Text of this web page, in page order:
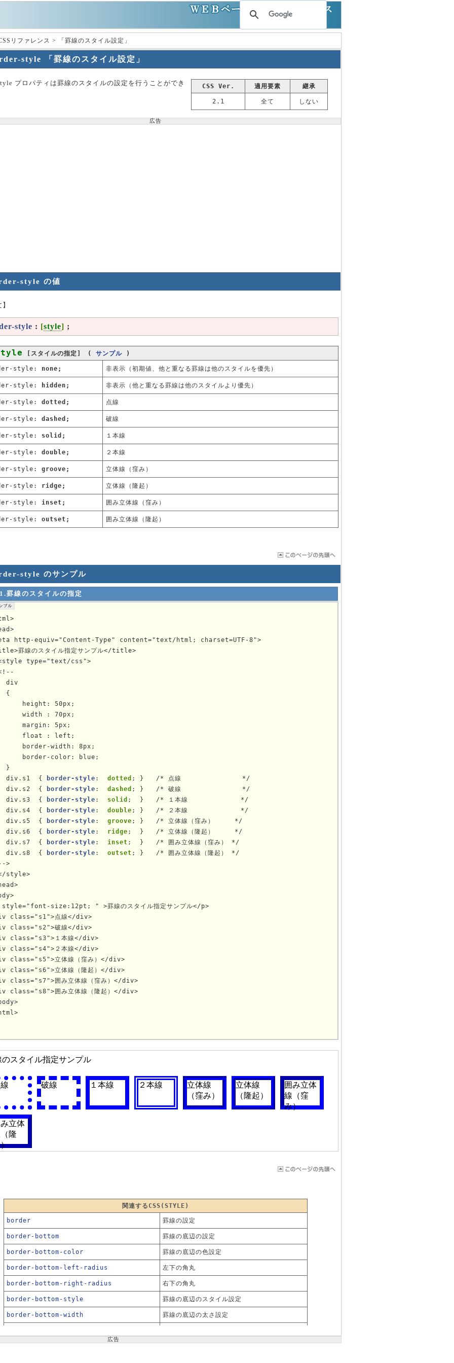
リファレンス > 「罫線のスタイル設定」
style 「罫線のスタイル設定」
プロパティは罫線のスタイルの設定を行うことができ
CSS Ver. 適用要素 継承
2.1 全て しない
広告
style の値
style : [style] ;
[スタイルの指定] ( サンプル )
style: none; 非表示（初期値、他と重なる罫線は他のスタイルを優先）
style: hidden; 非表示（他と重なる罫線は他のスタイルより優先）
style: dotted; 点線
style: dashed; 破線
style: solid; １本線
style: double; ２本線
style: groove; 立体線（窪み）
style: ridge; 立体線（隆起）
style: inset; 囲み立体線（窪み）
style: outset; 囲み立体線（隆起）
style のサンプル
1.罫線のスタイルの指定
http-equiv="Content-Type" content="text/html; charset=UTF-8">
罫線のスタイル指定サンプル</title>
type="text/css">
div
{
height: 50px;
width : 70px;
margin: 5px;
float : left;
border-width: 8px;
border-color: blue;
}
div.s1  {
border-style : dotted ; }   /* 点線               */
div.s2  {
border-style : dashed ; }   /* 破線               */
div.s3  {
border-style : solid ;  }   /* １本線             */
div.s4  {
border-style : double ; }   /* ２本線             */
div.s5  {
border-style : groove ; }   /* 立体線（窪み）     */
div.s6  {
border-style : ridge ;  }   /* 立体線（隆起）     */
div.s7  {
border-style : inset ;  }   /* 囲み立体線（窪み） */
div.s8  {
border-style : outset ; }   /* 囲み立体線（隆起） */
>
style>
style="font-size:12pt; " >罫線のスタイル指定サンプル</p>
class="s1">点線</div>
class="s2">破線</div>
class="s3">１本線</div>
class="s4">２本線</div>
class="s5">立体線（窪み）</div>
class="s6">立体線（隆起）</div>
class="s7">囲み立体線（窪み）</div>
class="s8">囲み立体線（隆起）</div>
関連するCSS(STYLE)
border 罫線の設定
border-bottom 罫線の底辺の設定
border-bottom-color 罫線の底辺の色設定
border-bottom-left-radius 左下の角丸
border-bottom-right-radius 右下の角丸
border-bottom-style 罫線の底辺のスタイル設定
border-bottom-width 罫線の底辺の太さ設定
広告